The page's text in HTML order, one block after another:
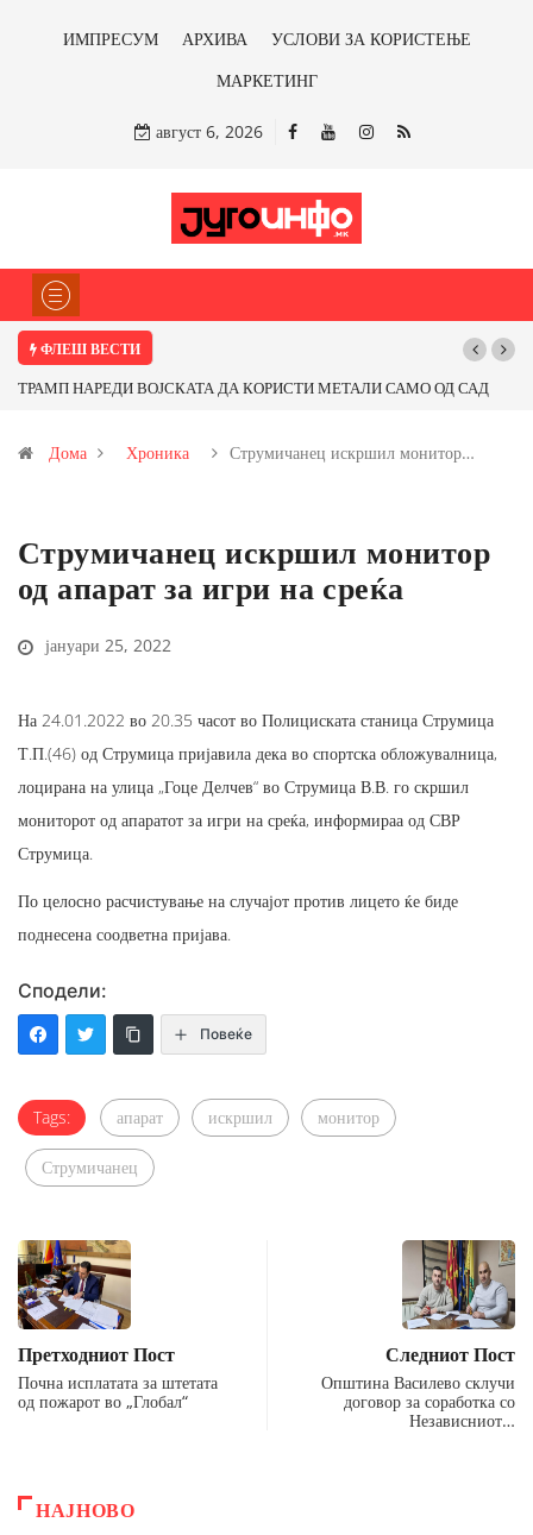
ИМПРЕСУМ АРХИВА
УСЛОВИ ЗА КОРИСТЕЊЕ
МАРКЕТИНГ
август 6, 2026
ФЛЕШ ВЕСТИ
ТРАМП НАРЕДИ ВОЈСКАТА ДА КОРИСТИ МЕТАЛИ САМО ОД САД
Иловица и со антимонот?
Дома Хроника Струмичанец искршил монитор…
Струмичанец искршил монитор
од апарат за игри на среќа
јануари 25, 2022
На 24.01.2022 во 20.35 часот во Полициската станица Струмица
Т.П.(46) од Струмица пријавила дека во спортска обложувалница,
лоцирана на улица „Гоце Делчев“ во Струмица В.В. го скршил
мониторот од апаратот за игри на среќа, информираа од СВР
Струмица.
По целосно расчистување на случајот против лицето ќе биде
поднесена соодветна пријава.
Сподели:
Повеќе
Tags: апарат искршил монитор
Струмичанец
Претходниот Пост
Почна исплатата за штетата
од пожарот во „Глобал“
Следниот Пост
Општина Василево склучи
договор за соработка со
Независниот…
НАЈНОВО